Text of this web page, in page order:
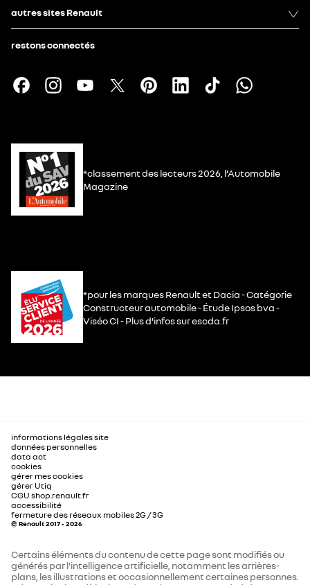
autres sites Renault
restons connectés
*classement des lecteurs 2026, l’Automobile
Magazine
*pour les marques Renault et Dacia - Catégorie
Constructeur automobile - Étude Ipsos bva -
Viséo CI - Plus d’infos sur escda.fr
informations légales site
données personnelles
data act
cookies
gérer mes cookies
gérer Utiq
CGU shop.renault.fr
accessibilité
fermeture des réseaux mobiles 2G / 3G
© Renault 2017 - 2026
Certains éléments du contenu de cette page sont modifiés ou
générés par l'intelligence artificielle, notamment les arrières-
plans, les illustrations et occasionnellement certaines personnes.